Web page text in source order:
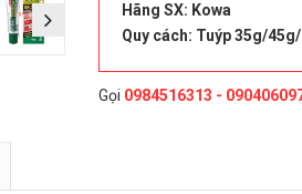
Hãng SX: Kowa
Quy cách: Tuýp 35g/
Gọi 0984516313 -